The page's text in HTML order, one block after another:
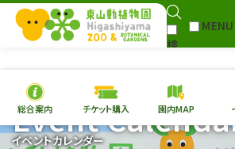
検
MENU
総合案内 チケット購入 園内MAP
イベントカレンダー
Event